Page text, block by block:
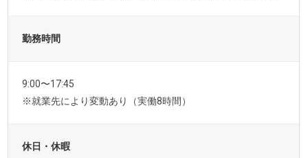
勤務時間
9:00〜17:45
※就業先により変動あり（実働8時間）
休日・休暇